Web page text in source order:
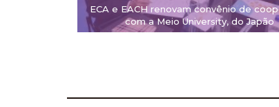
ECA e EACH renovam convênio de
com a Meio University, do Japão